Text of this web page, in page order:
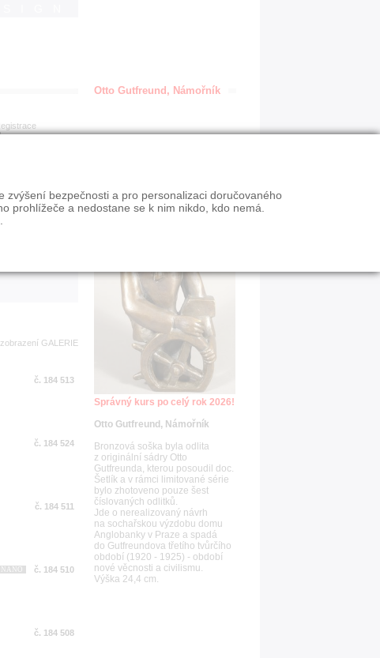
SLEVY
jen slevy
GALERIE
č. 184 513
č. 184 524
č. 184 511
č. 184 510
č. 184 508
Otto Gutfreund, Námořník
Správný kurs po celý rok 2026!
Otto Gutfreund, Námořník
Bronzová soška byla odlita
z originální sádry Otto
Gutfreunda, kterou posoudil doc.
Šetlík a v rámci limitované série
bylo zhotoveno pouze šest
číslovaných odlitků.
Jde o nerealizovaný návrh
na sochařskou výzdobu domu
Anglobanky v Praze a spadá
do Gutfreundova třetího tvůrčího
období (1920 - 1925) - období
nové věcnosti a civilismu.
Výška 24,4 cm.
zvýšení bezpečnosti a pro personalizaci doručovaného
prohlížeče a nedostane se k nim nikdo, kdo nemá.